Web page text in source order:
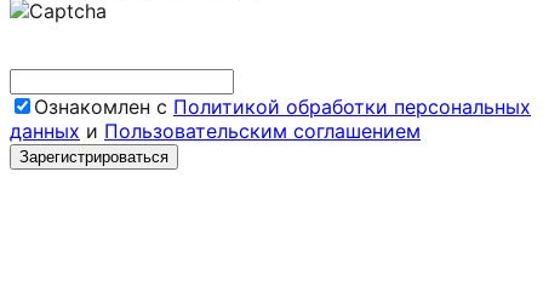
Ознакомлен с Политикой обработки персональных
данных и Пользовательским соглашением